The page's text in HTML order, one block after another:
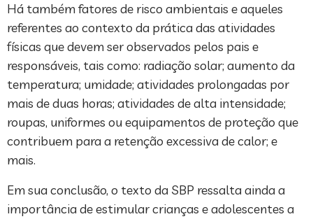
Há também fatores de risco ambientais e aqueles
referentes ao contexto da prática das atividades
físicas que devem ser observados pelos pais e
responsáveis, tais como: radiação solar; aumento da
temperatura; umidade; atividades prolongadas por
mais de duas horas; atividades de alta intensidade;
roupas, uniformes ou equipamentos de proteção que
contribuem para a retenção excessiva de calor; e
mais.
Em sua conclusão, o texto da SBP ressalta ainda a
importância de estimular crianças e adolescentes a